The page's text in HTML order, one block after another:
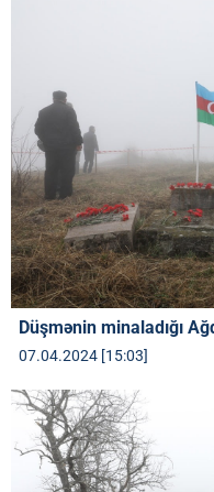
Düşmənin minaladığı
07.04.2024 [15:03]